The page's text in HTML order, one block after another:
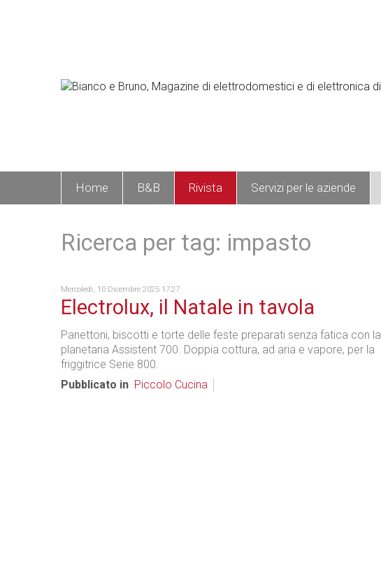
Home B&B Rivista Servizi per le aziende
Ricerca per tag: impasto
Mercoledì, 10 Dicembre 2025 17:27
Electrolux, il Natale in tavola
Panettoni, biscotti e torte delle feste preparati senza fatica con la
planetaria Assistent 700. Doppia cottura, ad aria e vapore, per la
friggitrice Serie 800.
Pubblicato in Piccolo Cucina